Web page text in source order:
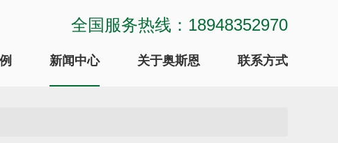
全国服务热线：18948352970
新闻中心 关于奥斯恩 联系方式